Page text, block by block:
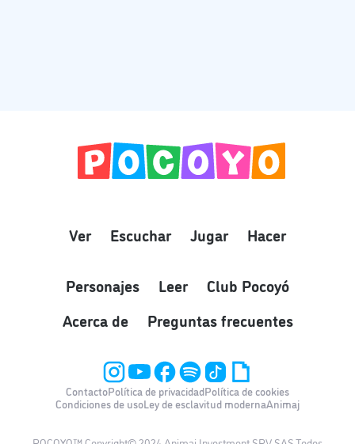
Ver Escuchar Jugar Hacer
Personajes Leer
Club Pocoyó
Acerca de
Preguntas frecuentes
ContactoPolítica de privacidadPolítica de cookies
Condiciones de usoLey de esclavitud modernaAnimaj